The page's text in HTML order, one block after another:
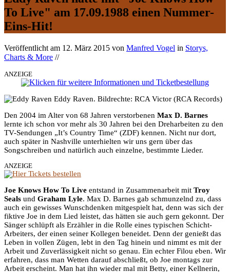
To Live" am 17.09.1988 einen Nummer-
Eins-Hit!
Veröffentlicht am 12. März 2015 von Manfred Vogel in Storys,
Charts & More //
ANZEIGE
Eddy Raven. Bildrechte: RCA Victor (RCA Records)
Den 2004 im Alter von 68 Jahren verstorbenen Max D. Barnes
lernte ich schon vor mehr als 30 Jahren bei den Dreharbeiten zu den
TV-Sendungen „It’s Country Time“ (ZDF) kennen. Nicht nur dort,
auch später in Nashville unterhielten wir uns gern über das
Songschreiben und natürlich auch einzelne, bestimmte Lieder.
ANZEIGE
Joe Knows How To Live entstand in Zusammenarbeit mit Troy
Seals und Graham Lyle. Max D. Barnes gab schmunzelnd zu, dass
auch ein gewisses Wunschdenken mitgespielt hat, denn was sich der
fiktive Joe in dem Lied leistet, das hätten sie auch gern gekonnt. Der
Sänger schlüpft als Erzähler in die Rolle eines typischen Schicht-
Arbeiters, der einen seiner Kollegen beneidet. Denn der genießt das
Leben in vollen Zügen, lebt in den Tag hinein und nimmt es mit der
Arbeit und Zuverlässigkeit nicht so genau. Ein echter Filou eben. Wir
erfahren, dass man Wetten darauf abschließt, ob Joe montags zur
Arbeit erscheint. Man hat ihn wieder mal mit Betty, einer Kellnerin,